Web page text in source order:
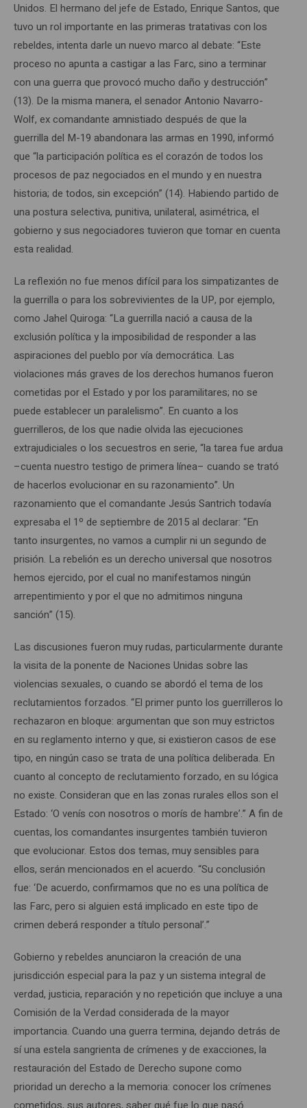
Unidos. El hermano del jefe de Estado, Enrique Santos, que
tuvo un rol importante en las primeras tratativas con los
rebeldes, intenta darle un nuevo marco al debate: “Este
proceso no apunta a castigar a las Farc, sino a terminar
con una guerra que provocó mucho daño y destrucción”
(13). De la misma manera, el senador Antonio Navarro-
Wolf, ex comandante amnistiado después de que la
guerrilla del M-19 abandonara las armas en 1990, informó
que “la participación política es el corazón de todos los
procesos de paz negociados en el mundo y en nuestra
historia; de todos, sin excepción” (14). Habiendo partido de
una postura selectiva, punitiva, unilateral, asimétrica, el
gobierno y sus negociadores tuvieron que tomar en cuenta
esta realidad.
La reflexión no fue menos difícil para los simpatizantes de
la guerrilla o para los sobrevivientes de la UP, por ejemplo,
como Jahel Quiroga: “La guerrilla nació a causa de la
exclusión política y la imposibilidad de responder a las
aspiraciones del pueblo por vía democrática. Las
violaciones más graves de los derechos humanos fueron
cometidas por el Estado y por los paramilitares; no se
puede establecer un paralelismo”. En cuanto a los
guerrilleros, de los que nadie olvida las ejecuciones
extrajudiciales o los secuestros en serie, “la tarea fue ardua
–cuenta nuestro testigo de primera línea– cuando se trató
de hacerlos evolucionar en su razonamiento”. Un
razonamiento que el comandante Jesús Santrich todavía
expresaba el 1º de septiembre de 2015 al declarar: “En
tanto insurgentes, no vamos a cumplir ni un segundo de
prisión. La rebelión es un derecho universal que nosotros
hemos ejercido, por el cual no manifestamos ningún
arrepentimiento y por el que no admitimos ninguna
sanción” (15).
Las discusiones fueron muy rudas, particularmente durante
la visita de la ponente de Naciones Unidas sobre las
violencias sexuales, o cuando se abordó el tema de los
reclutamientos forzados. “El primer punto los guerrilleros lo
rechazaron en bloque: argumentan que son muy estrictos
en su reglamento interno y que, si existieron casos de ese
tipo, en ningún caso se trata de una política deliberada. En
cuanto al concepto de reclutamiento forzado, en su lógica
no existe. Consideran que en las zonas rurales ellos son el
Estado: ‘O venís con nosotros o morís de hambre’.” A fin de
cuentas, los comandantes insurgentes también tuvieron
que evolucionar. Estos dos temas, muy sensibles para
ellos, serán mencionados en el acuerdo. “Su conclusión
fue: ‘De acuerdo, confirmamos que no es una política de
las Farc, pero si alguien está implicado en este tipo de
crimen deberá responder a título personal’.”
Gobierno y rebeldes anunciaron la creación de una
jurisdicción especial para la paz y un sistema integral de
verdad, justicia, reparación y no repetición que incluye a una
Comisión de la Verdad considerada de la mayor
importancia. Cuando una guerra termina, dejando detrás de
sí una estela sangrienta de crímenes y de exacciones, la
restauración del Estado de Derecho supone como
prioridad un derecho a la memoria: conocer los crímenes